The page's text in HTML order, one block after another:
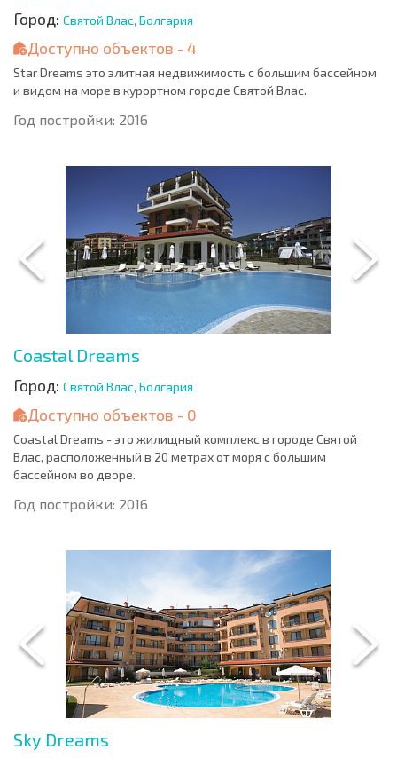
Город: Святой Влас, Болгария
Доступно объектов - 4
Star Dreams это элитная недвижимость с большим бассейном
и видом на море в курортном городе Святой Влас.
Год постройки: 2016
Coastal Dreams
Город: Святой Влас, Болгария
Доступно объектов - 0
Coastal Dreams - это жилищный комплекс в городе Святой
Влас, расположенный в 20 метрах от моря с большим
бассейном во дворе.
Год постройки: 2016
Sky Dreams